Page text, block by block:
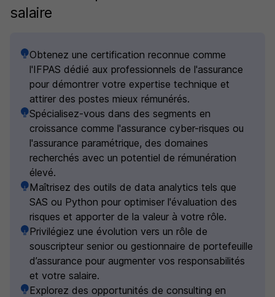
salaire
Obtenez une certification reconnue comme
l'IFPAS dédié aux professionnels de l'assurance
pour démontrer votre expertise technique et
attirer des postes mieux rémunérés.
Spécialisez-vous dans des segments en
croissance comme l'assurance cyber-risques ou
l'assurance paramétrique, des domaines
recherchés avec un potentiel de rémunération
élevé.
Maîtrisez des outils de data analytics tels que
SAS ou Python pour optimiser l'évaluation des
risques et apporter de la valeur à votre rôle.
Privilégiez une évolution vers un rôle de
souscripteur senior ou gestionnaire de portefeuille
d’assurance pour augmenter vos responsabilités
et votre salaire.
Explorez des opportunités de consulting en